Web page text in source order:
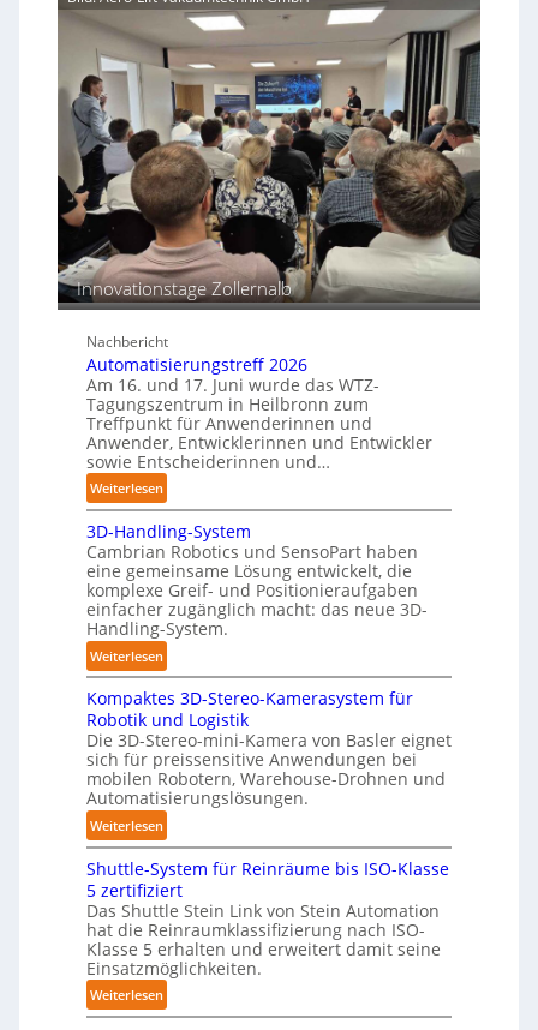
i
v
e
s
T
e
a
c
h
e
n
s
m
a
c
h
i
n
n
p
e
C
o
b
o
t
k
o
r
r
s
o
n
s
e
s
t
d
i
g
e
P
o
l
y
m
e
r
l
a
g
e
r
f
ü
r
T
a
c
h
r
o
b
o
t
Innovationstage Zollernalb
Nachbericht
Automatisierungstreff 2026
Am 16. und 17. Juni wurde das WTZ-
Tagungszentrum in Heilbronn zum
Treffpunkt für Anwenderinnen und
Anwender, Entwicklerinnen und Entwickler
sowie Entscheiderinnen und…
Weiterlesen:
A
u
t
o
m
a
t
i
s
i
e
r
u
n
g
s
t
r
e
f
f
2
0
3D-Handling-System
Cambrian Robotics und SensoPart haben
eine gemeinsame Lösung entwickelt, die
komplexe Greif- und Positionieraufgaben
einfacher zugänglich macht: das neue 3D-
Handling-System.
Weiterlesen:
3
D
-
H
a
n
d
l
n
g
-
S
y
s
t
Kompaktes 3D-Stereo-Kamerasystem für
Robotik und Logistik
Die 3D-Stereo-mini-Kamera von Basler eignet
sich für preissensitive Anwendungen bei
mobilen Robotern, Warehouse-Drohnen und
Automatisierungslösungen.
Weiterlesen:
K
o
m
p
a
k
t
e
Shuttle-System für Reinräume bis ISO-Klasse
5 zertifiziert
Das Shuttle Stein Link von Stein Automation
hat die Reinraumklassifizierung nach ISO-
Klasse 5 erhalten und erweitert damit seine
Einsatzmöglichkeiten.
Weiterlesen:
S